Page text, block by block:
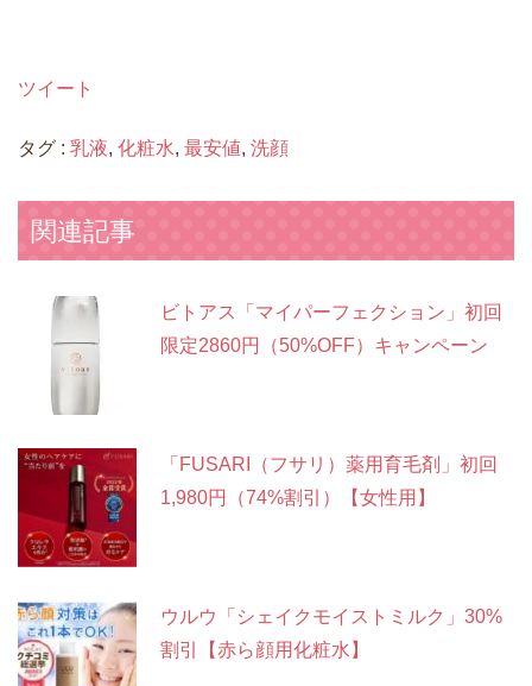
ツイート
タグ : 乳液, 化粧水, 最安値, 洗顔
関連記事
ビトアス「マイパーフェクション」初回
限定2860円（50%OFF）キャンペーン
「FUSARI（フサリ）薬用育毛剤」初回
1,980円（74%割引）【女性用】
ウルウ「シェイクモイストミルク」30%
割引【赤ら顔用化粧水】